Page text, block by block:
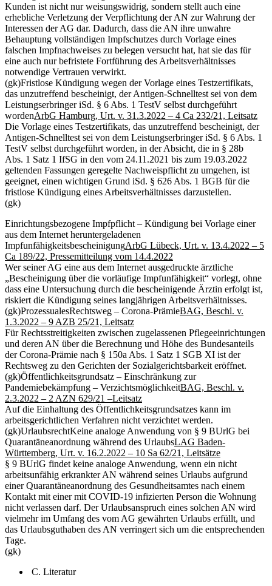
Kunden ist nicht nur weisungswidrig, sondern stellt auch eine
erhebliche Verletzung der Verpflichtung der AN zur Wahrung der
Interessen der AG dar. Dadurch, dass die AN ihre unwahre
Behauptung vollständigen Impfschutzes durch Vorlage eines
falschen Impfnachweises zu belegen versucht hat, hat sie das für
eine auch nur befristete Fortführung des Arbeitsverhältnisses
notwendige Vertrauen verwirkt.
(gk)Fristlose Kündigung wegen der Vorlage eines Testzertifikats,
das unzutreffend bescheinigt, der Antigen-Schnelltest sei von dem
Leistungserbringer iSd. § 6 Abs. 1 TestV selbst durchgeführt
wordenArbG Hamburg, Urt. v. 31.3.2022 – 4 Ca 232/21, Leitsatz
Die Vorlage eines Testzertifikats, das unzutreffend bescheinigt, der
Antigen-Schnelltest sei von dem Leistungserbringer iSd. § 6 Abs. 1
TestV selbst durchgeführt worden, in der Absicht, die in § 28b
Abs. 1 Satz 1 IfSG in den vom 24.11.2021 bis zum 19.03.2022
geltenden Fassungen geregelte Nachweispflicht zu umgehen, ist
geeignet, einen wichtigen Grund iSd. § 626 Abs. 1 BGB für die
fristlose Kündigung eines Arbeitsverhältnisses darzustellen.
(gk)
Einrichtungsbezogene Impfpflicht – Kündigung bei Vorlage einer
aus dem Internet heruntergeladenen
ImpfunfähigkeitsbescheinigungArbG Lübeck, Urt. v. 13.4.2022 – 5
Ca 189/22, Pressemitteilung vom 14.4.2022
Wer seiner AG eine aus dem Internet ausgedruckte ärztliche
„Bescheinigung über die vorläufige Impfunfähigkeit“ vorlegt, ohne
dass eine Untersuchung durch die bescheinigende Ärztin erfolgt ist,
riskiert die Kündigung seines langjährigen Arbeitsverhältnisses.
(gk)ProzessualesRechtsweg – Corona-PrämieBAG, Beschl. v.
1.3.2022 – 9 AZB 25/21, Leitsatz
Für Rechtsstreitigkeiten zwischen zugelassenen Pflegeeinrichtungen
und deren AN über die Berechnung und Höhe des Bundesanteils
der Corona-Prämie nach § 150a Abs. 1 Satz 1 SGB XI ist der
Rechtsweg zu den Gerichten der Sozialgerichtsbarkeit eröffnet.
(gk)Öffentlichkeitsgrundsatz – Einschränkung zur
Pandemiebekämpfung – VerzichtsmöglichkeitBAG, Beschl. v.
2.3.2022 – 2 AZN 629/21 –Leitsatz
Auf die Einhaltung des Öffentlichkeitsgrundsatzes kann im
arbeitsgerichtlichen Verfahren nicht verzichtet werden.
(gk)UrlaubsrechtKeine analoge Anwendung von § 9 BUrlG bei
Quarantäneanordnung während des UrlaubsLAG Baden-
Württemberg, Urt. v. 16.2.2022 – 10 Sa 62/21, Leitsätze
§ 9 BUrlG findet keine analoge Anwendung, wenn ein nicht
arbeitsunfähig erkrankter AN während seines Urlaubs aufgrund
einer Quarantäneanordnung des Gesundheitsamtes nach einem
Kontakt mit einer mit COVID-19 infizierten Person die Wohnung
nicht verlassen darf. Der Urlaubsanspruch eines solchen AN wird
vielmehr im Umfang des vom AG gewährten Urlaubs erfüllt, und
das Urlaubsguthaben des AN verringert sich um die entsprechenden
Tage.
(gk)
C. Literatur